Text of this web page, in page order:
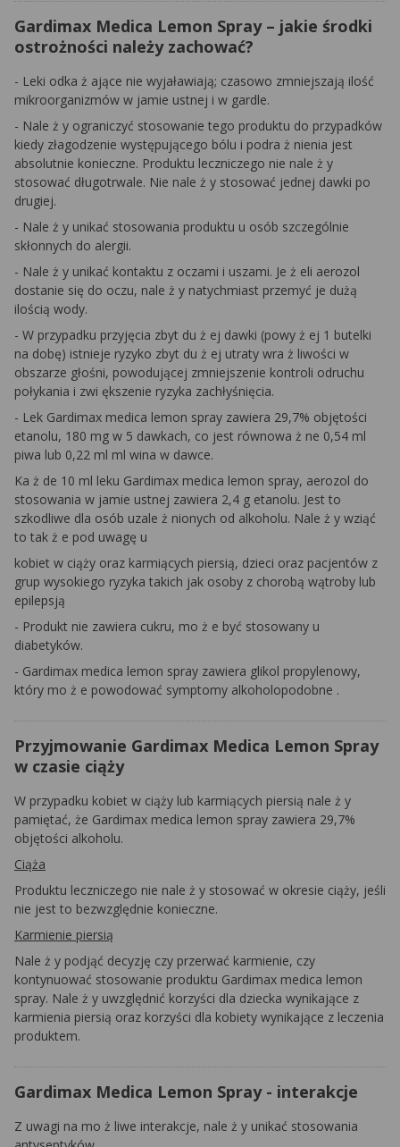
Gardimax Medica Lemon Spray – jakie środki
ostrożności należy zachować?
- Leki odka ż ające nie wyjaławiają; czasowo zmniejszają ilość
mikroorganizmów w jamie ustnej i w gardle.
- Nale ż y ograniczyć stosowanie tego produktu do przypadków
kiedy złagodzenie występującego bólu i podra ż nienia jest
absolutnie konieczne. Produktu leczniczego nie nale ż y
stosować długotrwale. Nie nale ż y stosować jednej dawki po
drugiej.
- Nale ż y unikać stosowania produktu u osób szczególnie
skłonnych do alergii.
- Nale ż y unikać kontaktu z oczami i uszami. Je ż eli aerozol
dostanie się do oczu, nale ż y natychmiast przemyć je dużą
ilością wody.
- W przypadku przyjęcia zbyt du ż ej dawki (powy ż ej 1 butelki
na dobę) istnieje ryzyko zbyt du ż ej utraty wra ż liwości w
obszarze głośni, powodującej zmniejszenie kontroli odruchu
połykania i zwi ększenie ryzyka zachłyśnięcia.
- Lek Gardimax medica lemon spray zawiera 29,7% objętości
etanolu, 180 mg w 5 dawkach, co jest równowa ż ne 0,54 ml
piwa lub 0,22 ml ml wina w dawce.
Ka ż de 10 ml leku Gardimax medica lemon spray, aerozol do
stosowania w jamie ustnej zawiera 2,4 g etanolu. Jest to
szkodliwe dla osób uzale ż nionych od alkoholu. Nale ż y wziąć
to tak ż e pod uwagę u
kobiet w ciąży oraz karmiących piersią, dzieci oraz pacjentów z
grup wysokiego ryzyka takich jak osoby z chorobą wątroby lub
epilepsją
- Produkt nie zawiera cukru, mo ż e być stosowany u
diabetyków.
- Gardimax medica lemon spray zawiera glikol propylenowy,
który mo ż e powodować symptomy alkoholopodobne .
Przyjmowanie Gardimax Medica Lemon Spray
w czasie ciąży
W przypadku kobiet w ciąży lub karmiących piersią nale ż y
pamiętać, że Gardimax medica lemon spray zawiera 29,7%
objętości alkoholu.
Ciąża
Produktu leczniczego nie nale ż y stosować w okresie ciąży, jeśli
nie jest to bezwzględnie konieczne.
Karmienie piersią
Nale ż y podjąć decyzję czy przerwać karmienie, czy
kontynuować stosowanie produktu Gardimax medica lemon
spray. Nale ż y uwzględnić korzyści dla dziecka wynikające z
karmienia piersią oraz korzyści dla kobiety wynikające z leczenia
produktem.
Gardimax Medica Lemon Spray - interakcje
Z uwagi na mo ż liwe interakcje, nale ż y unikać stosowania